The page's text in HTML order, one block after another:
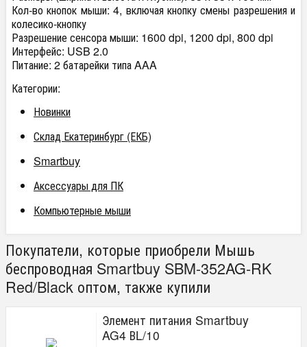
Кол-во кнопок мыши: 4, включая кнопку смены разрешения и
колесико-кнопку
Разрешение сенсора мыши: 1600 dpi, 1200 dpi, 800 dpi
Интерфейс: USB 2.0
Питание: 2 батарейки типа AAA
Категории:
Новинки
Склад Екатеринбург (ЕКБ)
Smartbuy
Аксессуары для ПК
Компьютерные мыши
Покупатели, которые приобрели Мышь
беспроводная Smartbuy SBM-352AG-RK
Red/Black оптом, также купили
Элемент питания Smartbuy
AG4 ВL/10